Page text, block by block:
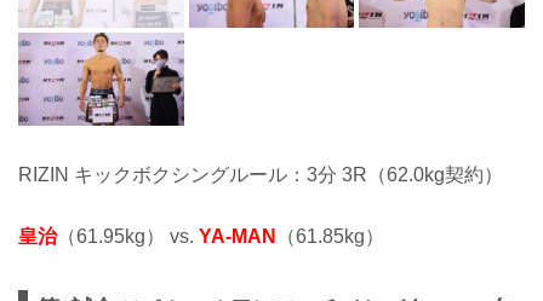
RIZIN キックボクシングルール：3分 3R（62.0kg契約）
皇治（61.95kg） vs. YA-MAN （61.85kg）